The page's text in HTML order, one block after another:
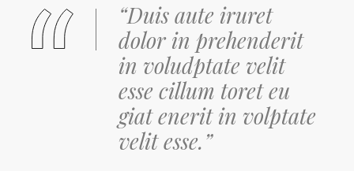
“Duis aute iruret
dolor in prehenderit
in voludptate velit
esse cillum toret eu
giat enerit in volptate
velit esse.”